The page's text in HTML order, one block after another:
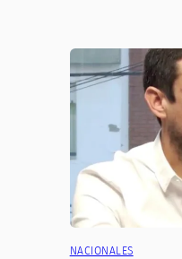
NACIONALES